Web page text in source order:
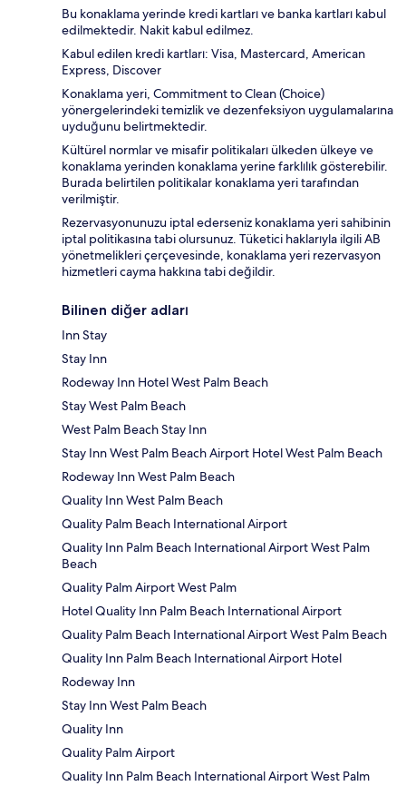
Bu konaklama yerinde kredi kartları ve banka kartları kabul
edilmektedir. Nakit kabul edilmez.
Kabul edilen kredi kartları: Visa, Mastercard, American
Express, Discover
Konaklama yeri, Commitment to Clean (Choice)
yönergelerindeki temizlik ve dezenfeksiyon uygulamalarına
uyduğunu belirtmektedir.
Kültürel normlar ve misafir politikaları ülkeden ülkeye ve
konaklama yerinden konaklama yerine farklılık gösterebilir.
Burada belirtilen politikalar konaklama yeri tarafından
verilmiştir.
Rezervasyonunuzu iptal ederseniz konaklama yeri sahibinin
iptal politikasına tabi olursunuz. Tüketici haklarıyla ilgili AB
yönetmelikleri çerçevesinde, konaklama yeri rezervasyon
hizmetleri cayma hakkına tabi değildir.
Bilinen diğer adları
Inn Stay
Stay Inn
Rodeway Inn Hotel West Palm Beach
Stay West Palm Beach
West Palm Beach Stay Inn
Stay Inn West Palm Beach Airport Hotel West Palm Beach
Rodeway Inn West Palm Beach
Quality Inn West Palm Beach
Quality Palm Beach International Airport
Quality Inn Palm Beach International Airport West Palm
Beach
Quality Palm Airport West Palm
Hotel Quality Inn Palm Beach International Airport
Quality Palm Beach International Airport West Palm Beach
Quality Inn Palm Beach International Airport Hotel
Rodeway Inn
Stay Inn West Palm Beach
Quality Inn
Quality Palm Airport
Quality Inn Palm Beach International Airport West Palm